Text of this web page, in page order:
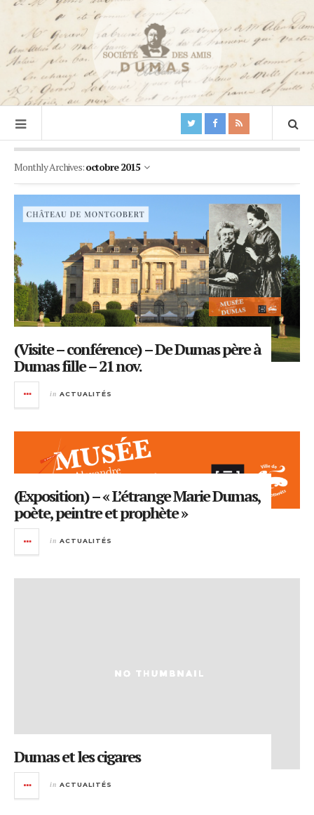
Monthly Archives:octobre 2015
(Visite – conférence) – De Dumas père à
Dumas fille – 21 nov.
in ACTUALITÉS
(Exposition) – « L’étrange Marie Dumas,
poète, peintre et prophète »
in ACTUALITÉS
Dumas et les cigares
in ACTUALITÉS